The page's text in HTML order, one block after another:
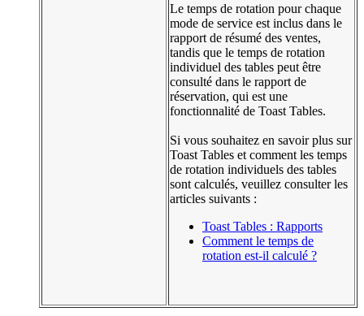
Le temps de rotation pour chaque
mode de service est inclus dans le
rapport de résumé des ventes,
tandis que le temps de rotation
individuel des tables peut être
consulté dans le rapport de
réservation, qui est une
fonctionnalité de Toast Tables.
Si vous souhaitez en savoir plus sur
Toast Tables et comment les temps
de rotation individuels des tables
sont calculés, veuillez consulter les
articles suivants :
Toast Tables : Rapports
Comment le temps de
rotation est-il calculé ?